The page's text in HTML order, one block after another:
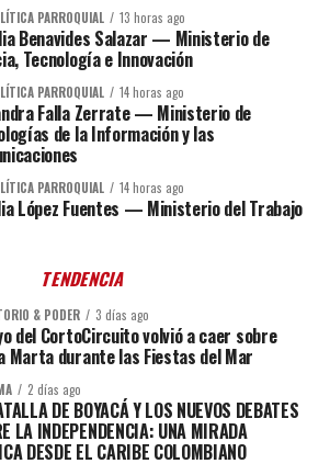
PARROQUIAL 13 horas ago
Benavides Salazar — Ministerio de
Tecnología e Innovación
PARROQUIAL 14 horas ago
Falla Zerrate — Ministerio de
de la Información y las
PARROQUIAL 14 horas ago
López Fuentes — Ministerio del Trabajo
TENDENCIA
& PODER 3 días ago
del CortoCircuito volvió a caer sobre
Marta durante las Fiestas del Mar
2 días ago
DE BOYACÁ Y LOS NUEVOS DEBATES
LA INDEPENDENCIA: UNA MIRADA
DESDE EL CARIBE COLOMBIANO